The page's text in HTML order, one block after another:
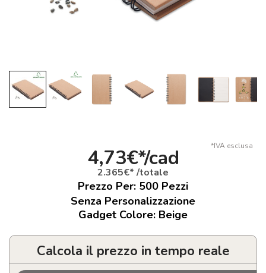
*IVA esclusa
4,73€*/cad
2.365€* /totale
Prezzo Per: 500 Pezzi
Senza Personalizzazione
Gadget Colore: Beige
Calcola il prezzo in tempo reale